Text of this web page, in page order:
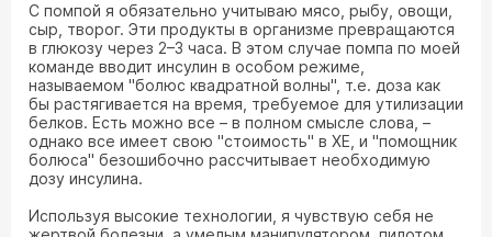
С помпой я обязательно учитываю мясо, рыбу, овощи,
сыр, творог. Эти продукты в организме превращаются
в глюкозу через 2–3 часа. В этом случае помпа по моей
команде вводит инсулин в особом режиме,
называемом "болюс квадратной волны", т.е. доза как
бы растягивается на время, требуемое для утилизации
белков. Есть можно все – в полном смысле слова, –
однако все имеет свою "стоимость" в ХЕ, и "помощник
болюса" безошибочно рассчитывает необходимую
дозу инсулина.
Используя высокие технологии, я чувствую себя не